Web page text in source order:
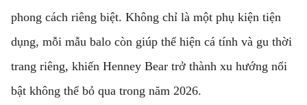
phong cách riêng biệt. Không chỉ là một phụ kiện tiện
dụng, mỗi mẫu balo còn giúp thể hiện cá tính và gu thời
trang riêng, khiến Henney Bear trở thành xu hướng nổi
bật không thể bỏ qua trong năm 2026.